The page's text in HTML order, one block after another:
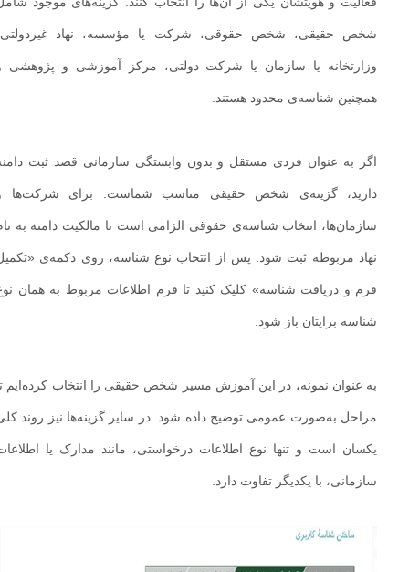
شخص حقیقی، شخص حقوقی، شرکت یا مؤسسه، نهاد غیردولتی،
وزارتخانه یا سازمان یا شرکت دولتی، مرکز آموزشی و پژوهشی و
همچنین شناسه‌ی محدود هستند.
اگر به عنوان فردی مستقل و بدون وابستگی سازمانی قصد ثبت دامنه
دارید، گزینه‌ی شخص حقیقی مناسب شماست. برای شرکت‌ها و
سازمان‌ها، انتخاب شناسه‌ی حقوقی الزامی است تا مالکیت دامنه به نام
نهاد مربوطه ثبت شود. پس از انتخاب نوع شناسه، روی دکمه‌ی «تکمیل
فرم و دریافت شناسه» کلیک کنید تا فرم اطلاعات مربوط به همان نوع
شناسه برایتان باز شود.
به عنوان نمونه، در این آموزش مسیر شخص حقیقی را انتخاب کرده‌ایم تا
مراحل به‌صورت عمومی توضیح داده شود. در سایر گزینه‌ها نیز روند کلی
یکسان است و تنها نوع اطلاعات درخواستی، مانند مدارک یا اطلاعات
سازمانی، با یکدیگر تفاوت دارد.